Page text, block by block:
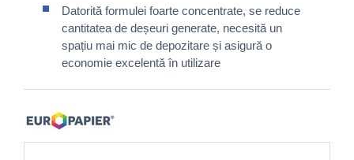
Datorită formulei foarte concentrate, se reduce
cantitatea de deșeuri generate, necesită un
spațiu mai mic de depozitare și asigură o
economie excelentă în utilizare